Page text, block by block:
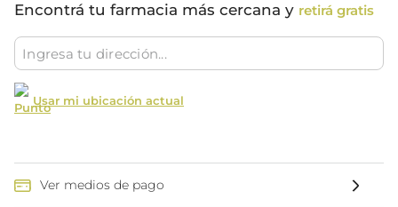
Encontrá tu farmacia más cercana y retirá gratis
Usar mi ubicación actual
Ver medios de pago